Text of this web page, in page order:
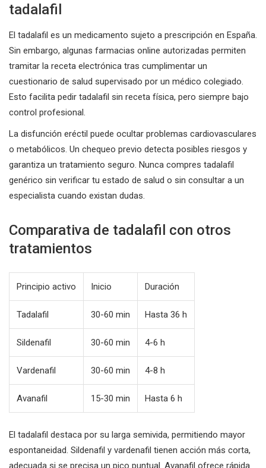
tadalafil
El tadalafil es un medicamento sujeto a prescripción en España.
Sin embargo, algunas farmacias online autorizadas permiten
tramitar la receta electrónica tras cumplimentar un
cuestionario de salud supervisado por un médico colegiado.
Esto facilita pedir tadalafil sin receta física, pero siempre bajo
control profesional.
La disfunción eréctil puede ocultar problemas cardiovasculares
o metabólicos. Un chequeo previo detecta posibles riesgos y
garantiza un tratamiento seguro. Nunca compres tadalafil
genérico sin verificar tu estado de salud o sin consultar a un
especialista cuando existan dudas.
Comparativa de tadalafil con otros
tratamientos
Principio activo Inicio Duración
Tadalafil 30-60 min Hasta 36 h
Sildenafil 30-60 min 4-6 h
Vardenafil 30-60 min 4-8 h
Avanafil 15-30 min Hasta 6 h
El tadalafil destaca por su larga semivida, permitiendo mayor
espontaneidad. Sildenafil y vardenafil tienen acción más corta,
adecuada si se precisa un pico puntual. Avanafil ofrece rápida